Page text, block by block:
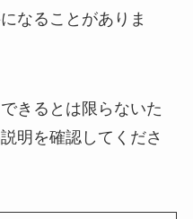
なることがありま
きるとは限らないた
明を確認してくださ